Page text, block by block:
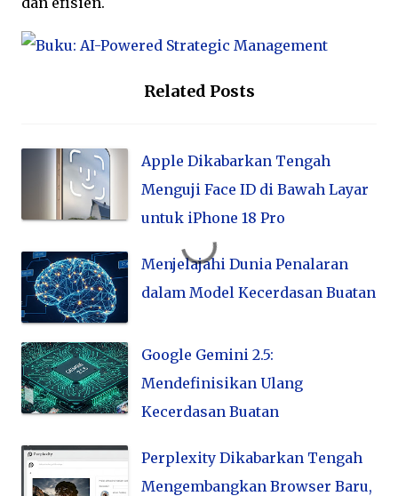
Related Posts
Apple Dikabarkan Tengah
Menguji Face ID di Bawah Layar
untuk iPhone 18 Pro
Menjelajahi Dunia Penalaran
dalam Model Kecerdasan Buatan
Google Gemini 2.5:
Mendefinisikan Ulang
Kecerdasan Buatan
Perplexity Dikabarkan Tengah
Mengembangkan Browser Baru,